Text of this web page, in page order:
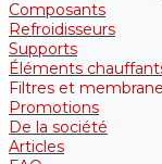
Composants
Refroidisseurs
Supports
Éléments
Filtres et
Promotions
De la société
Articles